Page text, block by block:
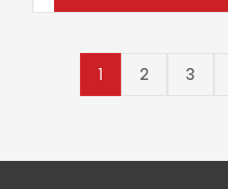
1 2 3